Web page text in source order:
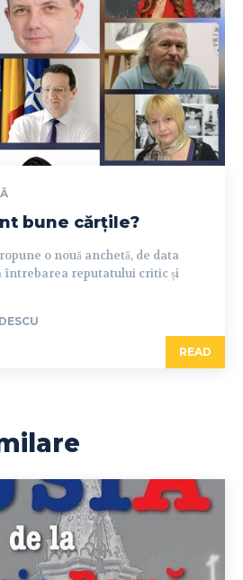
bune cărțile?
o nouă anchetă, de data
întrebarea reputatului critic și
READ